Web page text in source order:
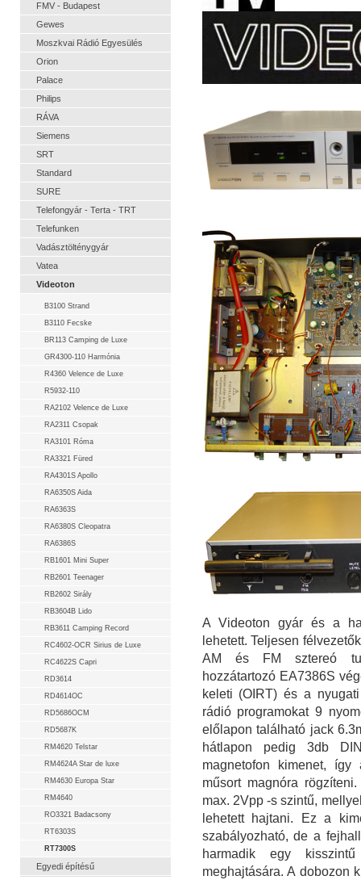
FMV - Budapest
Gewes
Moszkvai Rádió Egyesülés
Orion
Palace
Philips
RÁVA
Siemens
SRT
Standard
SURE
Telefongyár - Terta - TRT
Telefunken
Vadásztölténygyár
Vatea
Videoton
B3100 Strand
B3110 Fecske
BR113 Camping de Luxe
GR4300-110 Harmónia
R4360 Velence de Luxe
R5932-110
RA2102 Velence de Luxe
RA2311 Csopak
RA3101 Róma
RA3321 Füred
RA4301S Apollo
RA6350S Aida
RA6363S
RA6380S Cleopatra
RA6386S
RB1601 Mini Super
RB2601 Teenager
RB2602 Sirály
RB3604B Lido
RB3611 Camping Record
RC4602-OCR Sirius de Luxe
RC4622S Capri
RD3614
RD4614OC
RD5686OCM
RD5687K
RM4620 Telstar
RM4624A Star de luxe
RM4630 Europa Star
RM4640
RO3321 Badacsony
RT6303S
RT7300S
Egyedi építésű
A Videoton gyár és a
lehetett. Teljesen
AM és FM sztereó
hozzátartozó EA7386S
keleti (OIRT) és a
rádió programokat 9
előlapon található jack
hátlapon pedig 3db
magnetofon kimenet,
műsort magnóra
max. 2Vpp -s szintű,
lehetett hajtani. Ez a
szabályozható, de a
harmadik egy
meghajtására. A dobozon